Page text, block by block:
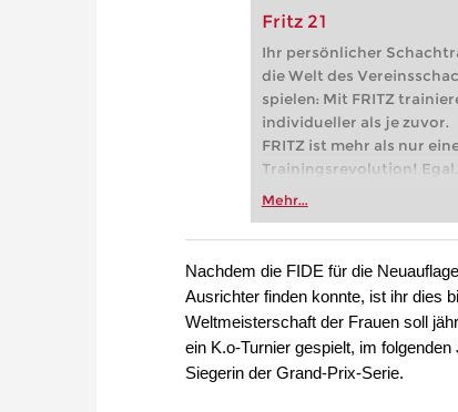
Fritz 21
Ihr persönlicher
die Welt des
spielen: Mit FRITZ
individueller als je zuvor.
FRITZ ist mehr als nur
Trainingsrevolution!
Vereinsschachs machen
zuvor.
Mehr...
Nachdem die FIDE für die
Ausrichter finden konnte, ist ihr dies
Weltmeisterschaft der Frauen soll
ein K.o-Turnier gespielt, im
Siegerin der Grand-Prix-Serie.